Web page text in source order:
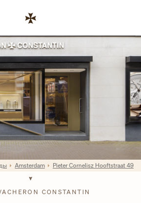
компании
CONSTANTIN
Amsterdam Pieter Cornelisz Hooftstraat 49